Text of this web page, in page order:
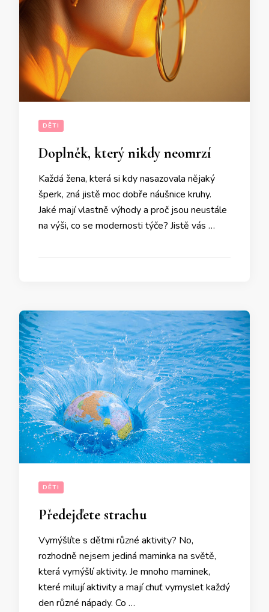
DĚTI
Doplněk, který nikdy neomrzí
Každá žena, která si kdy nasazovala nějaký
šperk, zná jistě moc dobře náušnice kruhy.
Jaké mají vlastně výhody a proč jsou neustále
na výši, co se modernosti týče? Jistě vás …
DĚTI
Předejďete strachu
Vymýšlíte s dětmi různé aktivity? No,
rozhodně nejsem jediná maminka na světě,
která vymýšlí aktivity. Je mnoho maminek,
které milují aktivity a mají chuť vymyslet každý
den různé nápady. Co …